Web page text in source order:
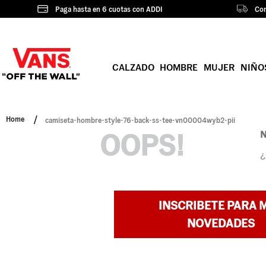
Paga hasta en 6 cuotas con ADDI
CALZADO HOMBRE MUJER
camiseta-hombre-style-76-back-ss-tee-vn00004wyb2-pii
OOPS!
INSCRIBETE PARA
NOVEDADES